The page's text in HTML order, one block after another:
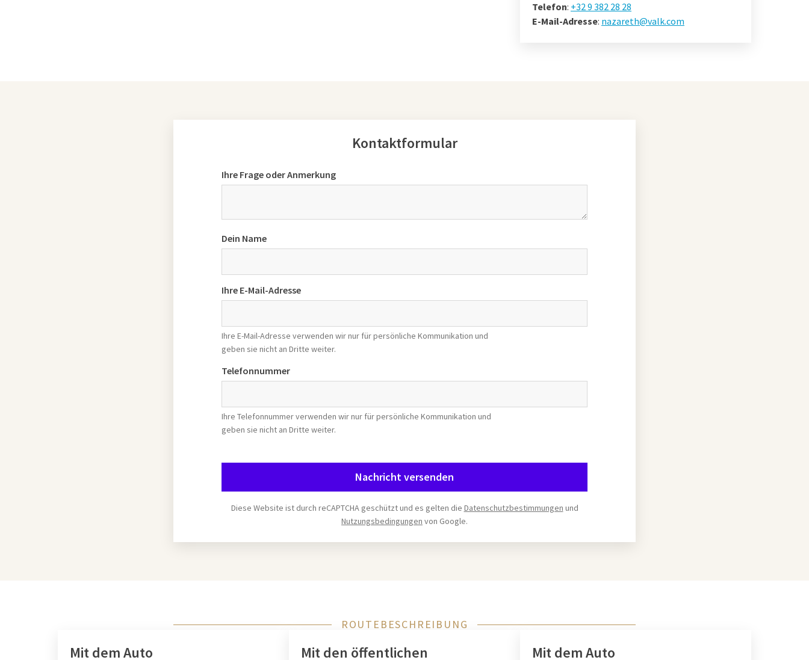
Telefon: +32 9 382 28 28
E-Mail-Adresse: nazareth@valk.com
Kontaktformular
Ihre Frage oder Anmerkung
Dein Name
Ihre E-Mail-Adresse
Ihre E-Mail-Adresse verwenden wir nur für persönliche Kommunikation und
geben sie nicht an Dritte weiter.
Telefonnummer
Ihre Telefonnummer verwenden wir nur für persönliche Kommunikation und
geben sie nicht an Dritte weiter.
Nachricht versenden
Diese Website ist durch reCAPTCHA geschützt und es gelten die Datenschutzbestimmungen und
Nutzungsbedingungen von Google.
ROUTEBESCHREIBUNG
Mit dem Auto
Mit den öffentlichen
Mit dem Auto